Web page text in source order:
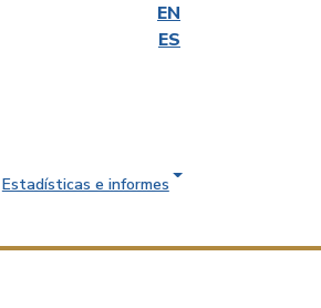
EN
ES
Estadísticas e informes